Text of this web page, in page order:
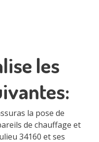
les
la pose de
de chauffage et
34160 et ses